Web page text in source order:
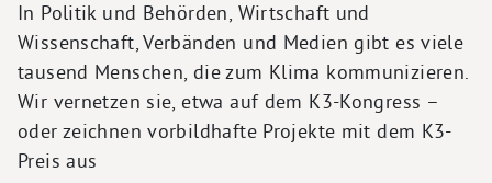
In Politik und Behörden, Wirtschaft und
Wissenschaft, Verbänden und Medien gibt es viele
tausend Menschen, die zum Klima kommunizieren.
Wir vernetzen sie, etwa auf dem K3-Kongress –
oder zeichnen vorbildhafte Projekte mit dem K3-
Preis aus